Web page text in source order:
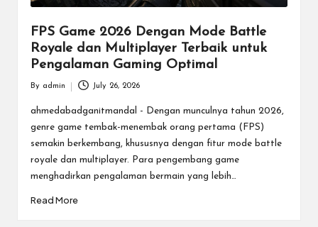
FPS Game 2026 Dengan Mode Battle
Royale dan Multiplayer Terbaik untuk
Pengalaman Gaming Optimal
by
By admin July 26, 2026
ahmedabadganitmandal - Dengan munculnya tahun 2026,
genre game tembak-menembak orang pertama (FPS)
semakin berkembang, khususnya dengan fitur mode battle
royale dan multiplayer. Para pengembang game
menghadirkan pengalaman bermain yang lebih…
Read More